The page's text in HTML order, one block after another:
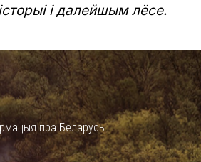
і далейшым лёсе.
пра Беларусь